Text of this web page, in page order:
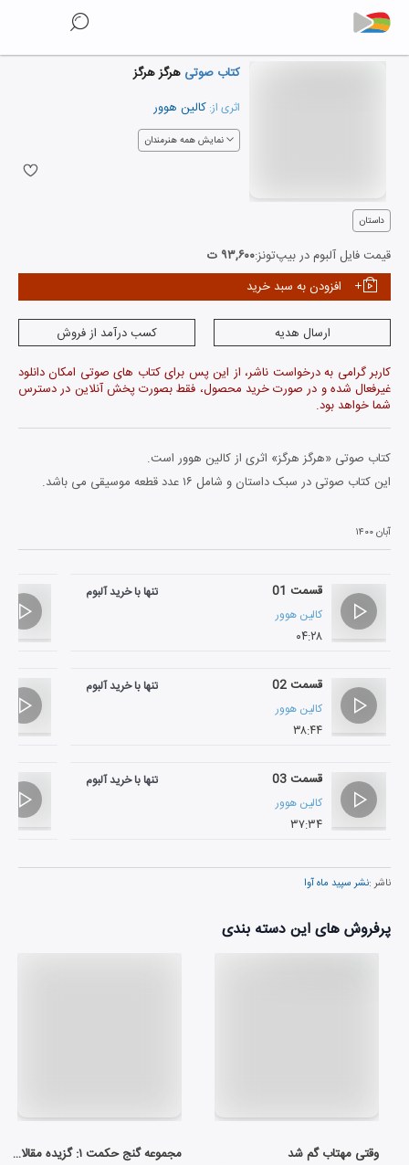
کتاب صوتی هرگز هرگز
اثری از: کالین هوور
نمایش همه هنرمندان
داستان
قیمت فایل آلبوم در بیپ‌تونز:۹۳,۶۰۰ ت
افزودن به سبد خرید
ارسال هدیه
کسب درآمد از فروش
کاربر گرامی به درخواست ناشر، از این پس برای کتاب های صوتی امکان دانلود
غیرفعال شده و در صورت خرید محصول، فقط بصورت پخش آنلاین در دسترس
شما خواهد بود.
کتاب صوتی «هرگز هرگز» اثری از کالین هوور است.
این کتاب صوتی در سبک داستان و شامل ۱۶ عدد قطعه موسیقی می باشد.
آبان ۱۴۰۰
قسمت 01
کالین هوور
۰۴:۲۸
تنها با خرید آلبوم
قسمت 02
کالین هوور
۳۸:۴۴
تنها با خرید آلبوم
قسمت 03
کالین هوور
۳۷:۳۴
تنها با خرید آلبوم
ناشر :نشر سپید ماه آوا
پرفروش های این دسته بندی
وقتی مهتاب گم شد مجموعه گنج حکمت ۱: گزیده مقالات شمس تبریزی